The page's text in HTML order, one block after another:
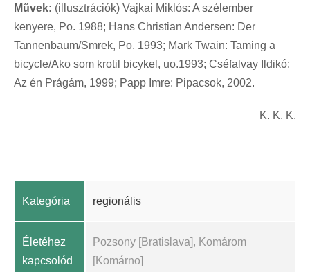
Művek: (illusztrációk) Vajkai Miklós: A szélember
kenyere, Po. 1988; Hans Christian Andersen: Der
Tannenbaum/Smrek, Po. 1993; Mark Twain: Taming a
bicycle/Ako som krotil bicykel, uo.1993; Cséfalvay Ildikó:
Az én Prágám, 1999; Papp Imre: Pipacsok, 2002.
K. K. K.
Kategória regionális
Életéhez
kapcsolód
Pozsony [Bratislava], Komárom
[Komárno]